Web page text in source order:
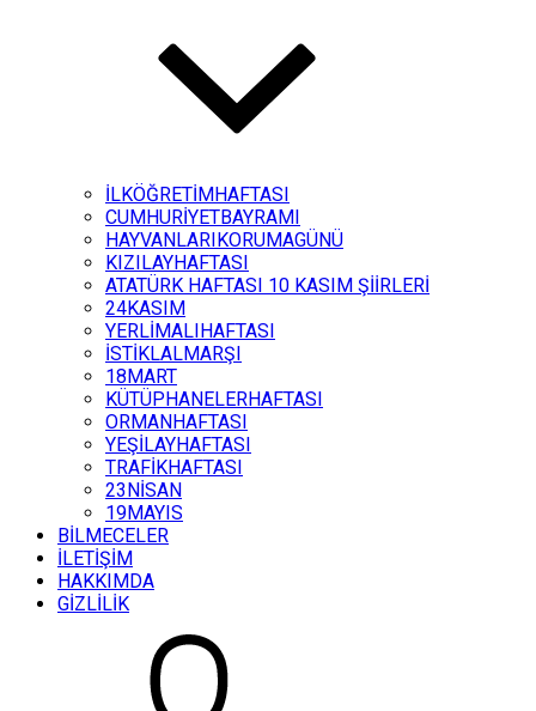
İLKÖĞRETİMHAFTASI
CUMHURİYETBAYRAMI
HAYVANLARIKORUMAGÜNÜ
KIZILAYHAFTASI
ATATÜRK HAFTASI 10 KASIM ŞİİRLERİ
24KASIM
YERLİMALIHAFTASI
İSTİKLALMARŞI
18MART
KÜTÜPHANELERHAFTASI
ORMANHAFTASI
YEŞİLAYHAFTASI
TRAFİKHAFTASI
23NİSAN
19MAYIS
BİLMECELER
İLETİŞİM
HAKKIMDA
GİZLİLİK